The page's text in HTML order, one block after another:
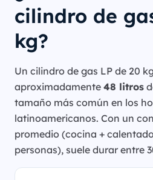
cilindro de
kg?
Un cilindro de gas LP de 20
aproximadamente 48 litros
tamaño más común en los
latinoamericanos. Con un
promedio (cocina +
personas), suele durar entre